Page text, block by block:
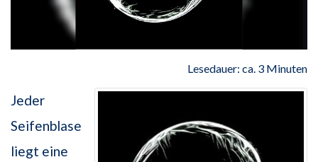
Lesedauer: ca. 3 Minuten
Jeder
Seifenblase
liegt eine